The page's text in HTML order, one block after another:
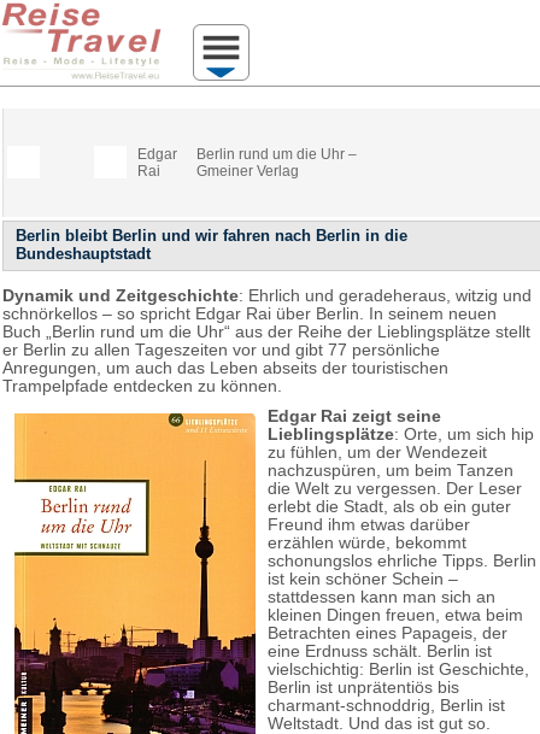
Edgar
Rai
Berlin rund um die Uhr –
Gmeiner Verlag
Berlin bleibt Berlin und wir fahren nach Berlin in die
Bundeshauptstadt
Dynamik und Zeitgeschichte: Ehrlich und geradeheraus, witzig und
schnörkellos – so spricht Edgar Rai über Berlin. In seinem neuen
Buch „Berlin rund um die Uhr“ aus der Reihe der Lieblingsplätze stellt
er Berlin zu allen Tageszeiten vor und gibt 77 persönliche
Anregungen, um auch das Leben abseits der touristischen
Trampelpfade entdecken zu können.
Edgar Rai zeigt seine
Lieblingsplätze: Orte, um sich hip
zu fühlen, um der Wendezeit
nachzuspüren, um beim Tanzen
die Welt zu vergessen. Der Leser
erlebt die Stadt, als ob ein guter
Freund ihm etwas darüber
erzählen würde, bekommt
schonungslos ehrliche Tipps. Berlin
ist kein schöner Schein –
stattdessen kann man sich an
kleinen Dingen freuen, etwa beim
Betrachten eines Papageis, der
eine Erdnuss schält. Berlin ist
vielschichtig: Berlin ist Geschichte,
Berlin ist unprätentiös bis
charmant-schnoddrig, Berlin ist
Weltstadt. Und das ist gut so.